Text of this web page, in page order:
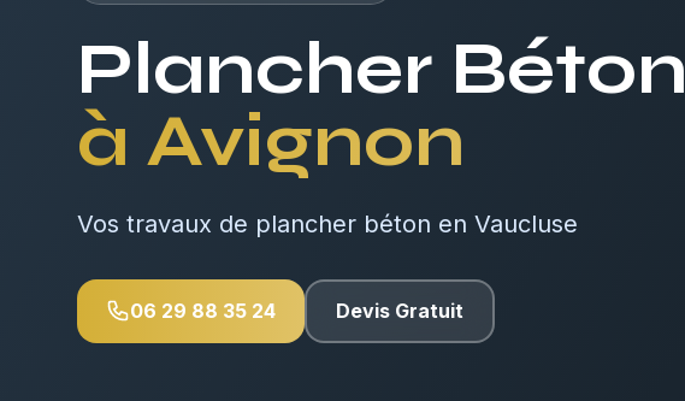
Plancher Béton
à Avignon
Vos travaux de plancher béton en Vaucluse
06 29 88 35 24 Devis Gratuit